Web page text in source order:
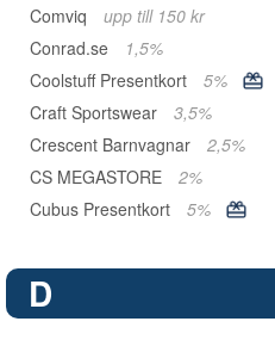
Comviq
upp till 150 kr
Conrad.se
1,5%
Coolstuff Presentkort
5%
Craft Sportswear
3,5%
Crescent Barnvagnar
2,5%
CS MEGASTORE
2%
Cubus Presentkort
5%
D